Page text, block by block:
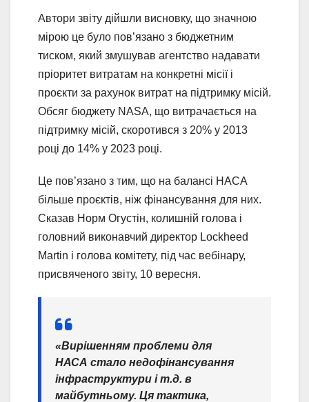
Автори звіту дійшли висновку, що значною
мірою це було пов’язано з бюджетним
тиском, який змушував агентство надавати
пріоритет витратам на конкретні місії і
проєкти за рахунок витрат на підтримку місій.
Обсяг бюджету NASA, що витрачається на
підтримку місій, скоротився з 20% у 2013
році до 14% у 2023 році.
Це пов’язано з тим, що на балансі НАСА
більше проєктів, ніж фінансування для них.
Сказав Норм Огустін, колишній голова і
головний виконавчий директор Lockheed
Martin і голова комітету, під час вебінару,
присвяченого звіту, 10 вересня.
«Вирішенням проблеми для
НАСА стало недофінансування
інфраструктури і т.д. в
майбутньому. Ця тактика,